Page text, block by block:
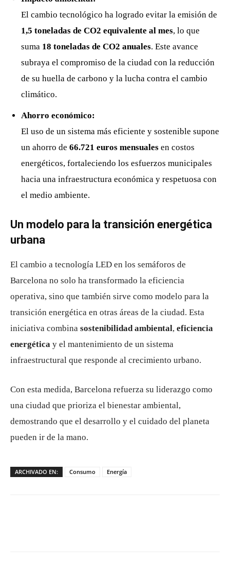
El cambio tecnológico ha logrado evitar la emisión de
1,5 toneladas de CO2 equivalente al mes, lo que
suma 18 toneladas de CO2 anuales. Este avance
subraya el compromiso de la ciudad con la reducción
de su huella de carbono y la lucha contra el cambio
climático.
Ahorro económico:
El uso de un sistema más eficiente y sostenible supone
un ahorro de 66.721 euros mensuales en costos
energéticos, fortaleciendo los esfuerzos municipales
hacia una infraestructura económica y respetuosa con
el medio ambiente.
Un modelo para la transición energética
urbana
El cambio a tecnología LED en los semáforos de
Barcelona no solo ha transformado la eficiencia
operativa, sino que también sirve como modelo para la
transición energética en otras áreas de la ciudad. Esta
iniciativa combina sostenibilidad ambiental, eficiencia
energética y el mantenimiento de un sistema
infraestructural que responde al crecimiento urbano.
Con esta medida, Barcelona refuerza su liderazgo como
una ciudad que prioriza el bienestar ambiental,
demostrando que el desarrollo y el cuidado del planeta
pueden ir de la mano.
ARCHIVADO EN: Consumo Energía